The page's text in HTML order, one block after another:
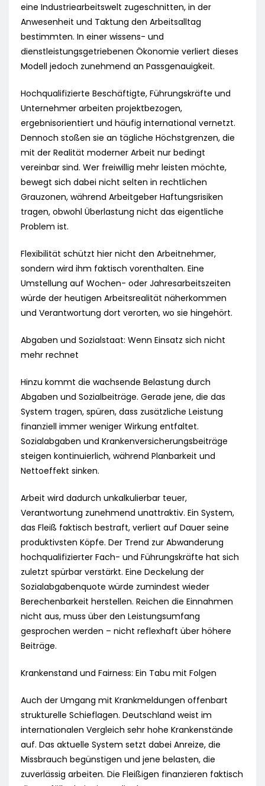
eine Industriearbeitswelt zugeschnitten, in der
Anwesenheit und Taktung den Arbeitsalltag
bestimmten. In einer wissens- und
dienstleistungsgetriebenen Ökonomie verliert dieses
Modell jedoch zunehmend an Passgenauigkeit.
Hochqualifizierte Beschäftigte, Führungskräfte und
Unternehmer arbeiten projektbezogen,
ergebnisorientiert und häufig international vernetzt.
Dennoch stoßen sie an tägliche Höchstgrenzen, die
mit der Realität moderner Arbeit nur bedingt
vereinbar sind. Wer freiwillig mehr leisten möchte,
bewegt sich dabei nicht selten in rechtlichen
Grauzonen, während Arbeitgeber Haftungsrisiken
tragen, obwohl Überlastung nicht das eigentliche
Problem ist.
Flexibilität schützt hier nicht den Arbeitnehmer,
sondern wird ihm faktisch vorenthalten. Eine
Umstellung auf Wochen- oder Jahresarbeitszeiten
würde der heutigen Arbeitsrealität näherkommen
und Verantwortung dort verorten, wo sie hingehört.
Abgaben und Sozialstaat: Wenn Einsatz sich nicht
mehr rechnet
Hinzu kommt die wachsende Belastung durch
Abgaben und Sozialbeiträge. Gerade jene, die das
System tragen, spüren, dass zusätzliche Leistung
finanziell immer weniger Wirkung entfaltet.
Sozialabgaben und Krankenversicherungsbeiträge
steigen kontinuierlich, während Planbarkeit und
Nettoeffekt sinken.
Arbeit wird dadurch unkalkulierbar teuer,
Verantwortung zunehmend unattraktiv. Ein System,
das Fleiß faktisch bestraft, verliert auf Dauer seine
produktivsten Köpfe. Der Trend zur Abwanderung
hochqualifizierter Fach- und Führungskräfte hat sich
zuletzt spürbar verstärkt. Eine Deckelung der
Sozialabgabenquote würde zumindest wieder
Berechenbarkeit herstellen. Reichen die Einnahmen
nicht aus, muss über den Leistungsumfang
gesprochen werden – nicht reflexhaft über höhere
Beiträge.
Krankenstand und Fairness: Ein Tabu mit Folgen
Auch der Umgang mit Krankmeldungen offenbart
strukturelle Schieflagen. Deutschland weist im
internationalen Vergleich sehr hohe Krankenstände
auf. Das aktuelle System setzt dabei Anreize, die
Missbrauch begünstigen und jene belasten, die
zuverlässig arbeiten. Die Fleißigen finanzieren faktisch